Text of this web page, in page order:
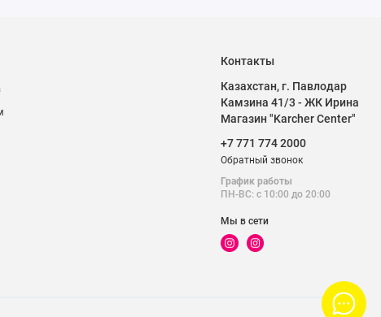
выключателя
Контакты
Казахстан, г. Павлодар
Камзина 41/3 - ЖК Ирина
Магазин "Karcher Center"
+7 771 774 2000
Обратный звонок
График работы
ПН-ВС: с 10:00 до 20:00
Мы в сети